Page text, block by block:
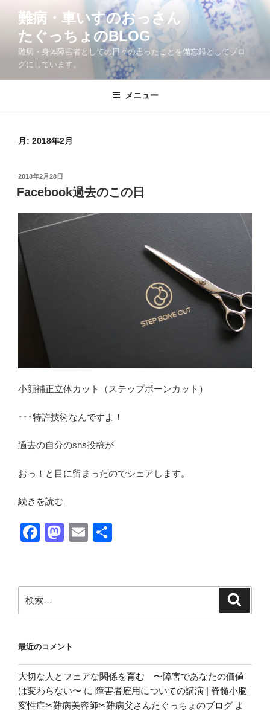
へ
難病・車いすのおっさん
たぐっちょのBLOG
難病・身体障害者としての日々の思ったことを備忘録としてブロ
グにしています。
メニュー
月: 2018年2月
投
稿
日:
2018年2月28日
Facebook過去のこの日
小顔補正立体カット（ステップボーンカット）
↑↑↑特許技術なんですよ！
過去の自分のsns投稿が
おっ！と目に留まったのでシェアします。
“Facebook
去
の
日”
の
続きを読む
F
e
b
o
k
M
o
d
n
E
索:
最近のコメント
大切な人とフェアな関係を育む 〜障害であなたの価値
は変わらない〜 に 障害者雇用についての講演 | 脊髄小脳
変性症✂︎難病美容師✂︎難病父さんたぐっちょのブログ よ